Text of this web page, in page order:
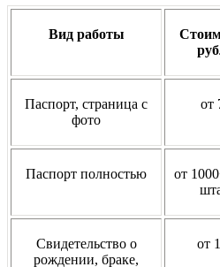
Вид работы
Паспорт, страница с
фото
от
Паспорт полностью
от
Свидетельство о
рождении, браке,
от